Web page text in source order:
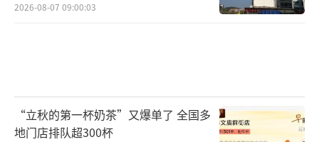
2026-08-07 09:00:03
“立秋的第一杯奶茶”又爆单了 全国多
地门店排队超300杯